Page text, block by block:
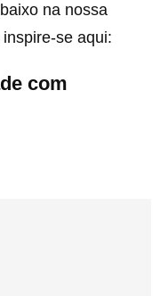
na nossa
se aqui:
com